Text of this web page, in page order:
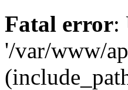
Fatal error:
'/var/www/